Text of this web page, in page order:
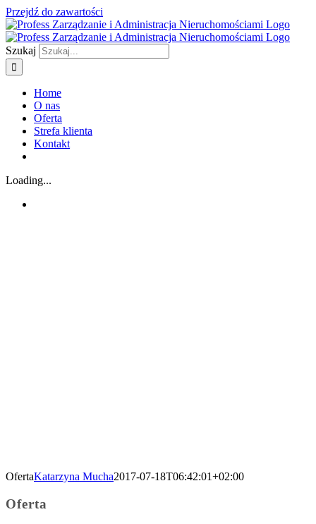
Przejdź do zawartości
Szukaj
Home
O nas
Oferta
Strefa klienta
Kontakt
Loading...
OfertaKatarzyna Mucha2017-07-18T06:42:01+02:00
Oferta